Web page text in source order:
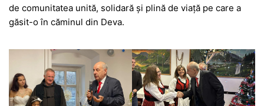
de comunitatea unită, solidară şi plină de viaţă pe care a
găsit-o în căminul din Deva.